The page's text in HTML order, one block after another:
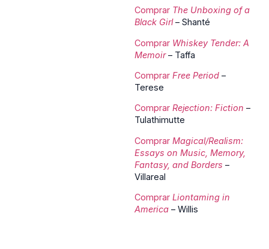
Comprar The Unboxing of a
Black Girl– Shanté
Comprar Whiskey Tender: A
Memoir– Taffa
Comprar Free Period –
Terese
Comprar Rejection: Fiction –
Tulathimutte
Comprar Magical/Realism:
Essays on Music, Memory,
Fantasy, and Borders –
Villareal
Comprar Liontaming in
America – Willis